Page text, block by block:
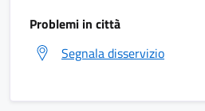
Problemi in città
Segnala disservizio